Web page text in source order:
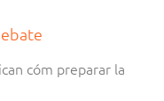
cóm preparar la